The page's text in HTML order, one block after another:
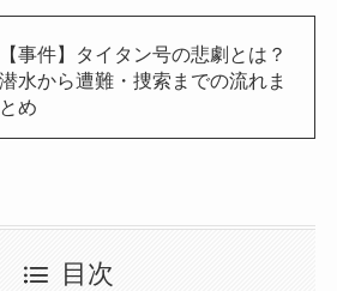
【事件】タイタン号の悲劇とは？
潜水から遭難・捜索までの流れま
とめ
目次